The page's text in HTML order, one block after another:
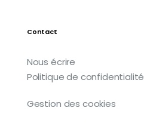
Contact
Nous écrire
Politique de confidentialité
Gestion des cookies